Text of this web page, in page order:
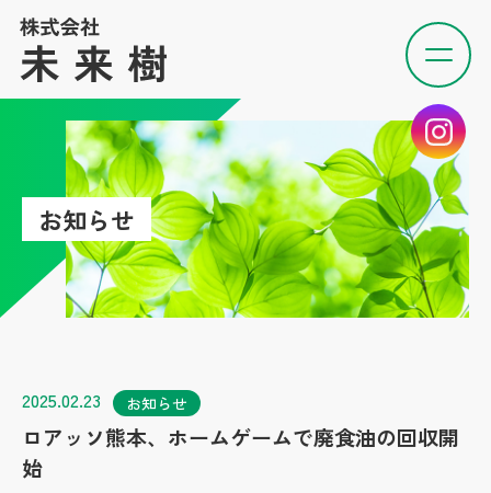
お知らせ
2025.02.23 お知らせ
ロアッソ熊本、ホームゲームで廃食油の回収開
始